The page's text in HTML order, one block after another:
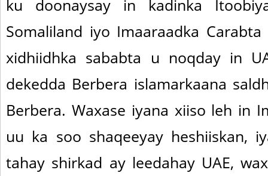
ku doonaysay in kadinka
Somaliland iyo Imaaraadka
xidhiidhka sababta u noqday in
dekedda Berbera islamarkaana
Berbera. Waxase iyana xiiso leh in
uu ka soo shaqeeyay heshiiskan,
tahay shirkad ay leedahay UAE,